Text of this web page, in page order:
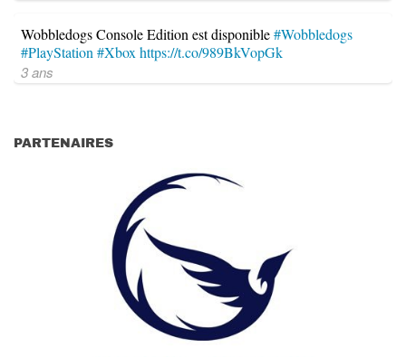
Wobbledogs Console Edition est disponible#Wobbledogs
#PlayStation #Xbox https://t.co/989BkVopGk
3 ans
PARTENAIRES